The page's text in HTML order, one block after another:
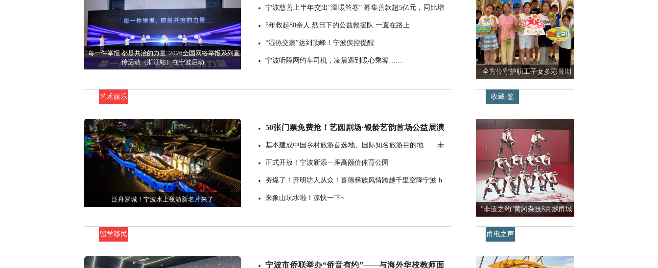
“每一件举报 都是共治的力量”2026全国网络举报系列宣
传活动（浙江站）在宁波启动
宁波慈善上半年交出“温暖答卷” 募集善款超5亿元，同比增
长10%
5年救起80余人 烈日下的公益救援队 一直在路上
“湿热交蒸”达到顶峰！宁波疾控提醒
宁波听障网约车司机，凌晨遇到暖心乘客……
全方位守护职工子女多彩暑期
泛舟罗城！宁波水上夜游新名片来了
50张门票免费抢！艺圆剧场·银龄艺韵首场公益展演
重磅启幕
基本建成中国乡村旅游首选地、国际知名旅游目的地……未
来5年浙江旅游业这样规划
正式开放！宁波新添一座高颜值体育公园
夯爆了！开明坊人从众！喜德彝族风情跨越千里空降宁波 h
来象山玩水啦！凉快一下~
艺术娱乐
"非遗之约"黄冈杂技8月燃甬城
收藏·鉴
宁波市侨联举办“侨音有约”——与海外华校教师面
留学移民 甬电之声